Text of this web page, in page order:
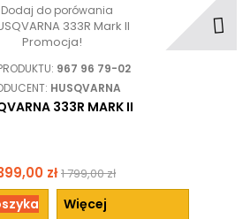
Dodaj do porówania
Promocja!
967 96 79-02
HUSQVARNA
333R MARK II
zł1 799,00 zł
Więcej